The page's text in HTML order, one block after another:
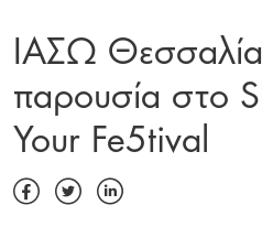
ΙΑΣΩ
παρουσία στο
Your Fe5tival